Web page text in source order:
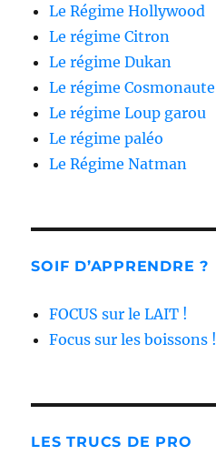
Le Régime Hollywood
Le régime Citron
Le régime Dukan
Le régime Cosmonaute
Le régime Loup garou
Le régime paléo
Le Régime Natman
SOIF D’APPRENDRE ?
FOCUS sur le LAIT !
Focus sur les boissons !
LES TRUCS DE PRO